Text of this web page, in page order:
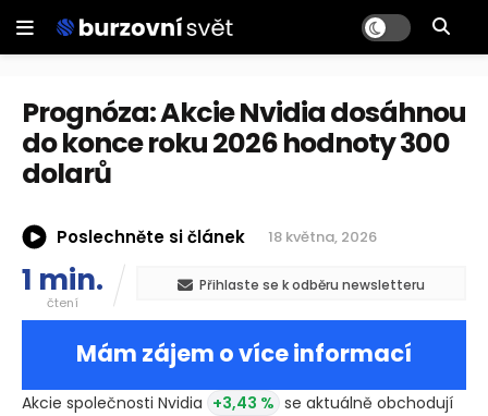
Prognóza: Akcie Nvidia dosáhnou
do konce roku 2026 hodnoty 300
dolarů
Poslechněte si článek 18 května, 2026
1 min.
čtení
Přihlaste se k odběru newsletteru
Mám zájem o více informací
Akcie společnosti Nvidia +3,43 % se aktuálně obchodují